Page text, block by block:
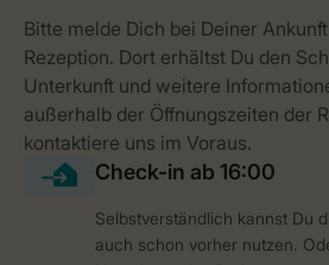
Selbstverständlich kannst Du
auch schon vorher nutzen.